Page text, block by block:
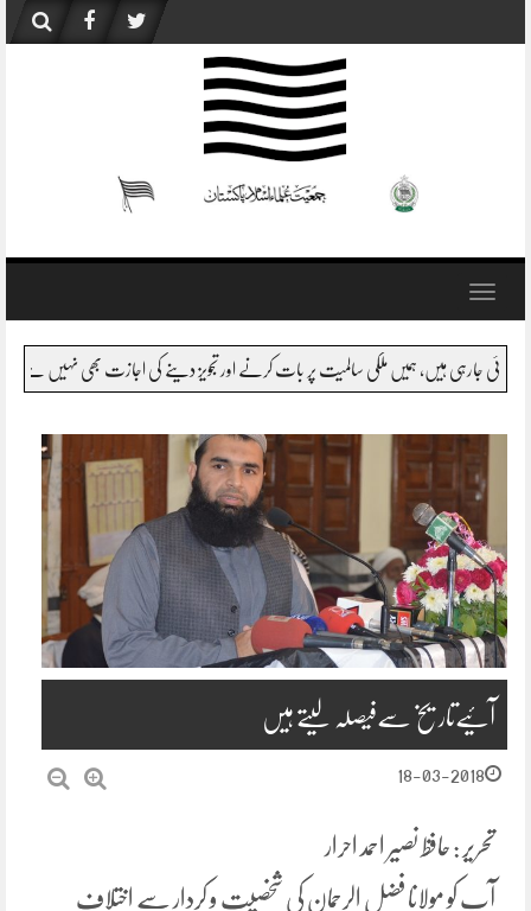
content
Toggle
کو اگر بتایا جائے قبائل یا اس سے متصل اضلاع اور بلوچستان میں کیا
آئیےتاریخ سےفیصلہ لیتے ہیں
18-03-2018
تحریر : حافظ نصیر احمد احرار
آپ کو مولانا فضل الرحمان کی شخصیت و کردار سے اختلاف